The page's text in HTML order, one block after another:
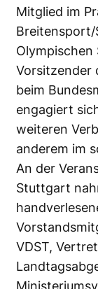
Mitglied im
Olympischen
Vorsitzender
beim
engagiert
weiteren
anderem im
An der
Stuttgart
VDST,